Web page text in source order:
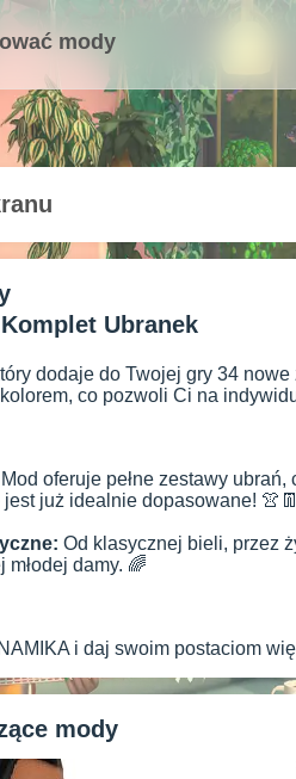
mody
Ubranek
dodaje do Twojej gry 34
co pozwoli Ci na
Mod oferuje pełne zestawy
już idealnie dopasowane!
Od klasycznej bieli, przez
damy. 🌈
i daj swoim postaciom
mody